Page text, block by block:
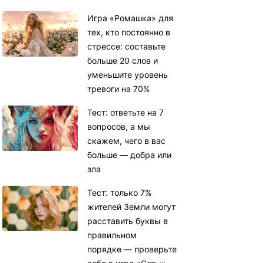
Игра «Ромашка» для
тех, кто постоянно в
стрессе: составьте
больше 20 слов и
уменьшите уровень
тревоги на 70%
Тест: ответьте на 7
вопросов, а мы
скажем, чего в вас
больше — добра или
зла
Тест: только 7%
жителей Земли могут
расставить буквы в
правильном
порядке — проверьте